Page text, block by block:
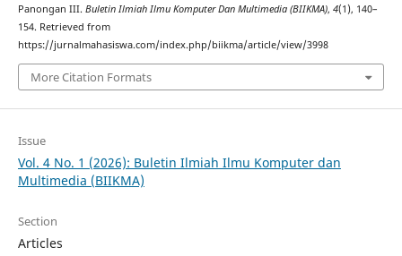
Panongan III. Buletin Ilmiah Ilmu Komputer Dan Multimedia (BIIKMA), 4(1), 140–
154. Retrieved from
https://jurnalmahasiswa.com/index.php/biikma/article/view/3998
More Citation Formats
Issue
Vol. 4 No. 1 (2026): Buletin Ilmiah Ilmu Komputer dan
Multimedia (BIIKMA)
Section
Articles